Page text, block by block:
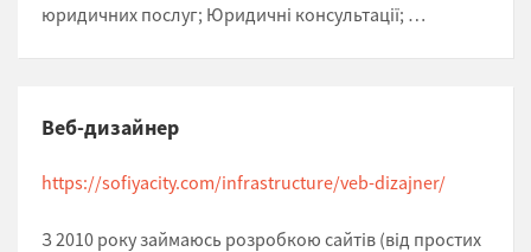
юридичних послуг; Юридичні консультації; …
Веб-дизайнер
https://sofiyacity.com/infrastructure/veb-dizajner/
З 2010 року займаюсь розробкою сайтів (від простих